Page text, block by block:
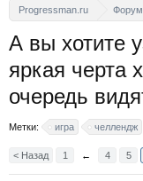
Progressman.ru Форум
А вы хотите
яркая черта
очередь
Метки: игра челлендж
< Назад 1 ← 4 5